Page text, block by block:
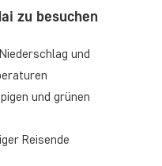
zu besuchen
und
und grünen
Reisende